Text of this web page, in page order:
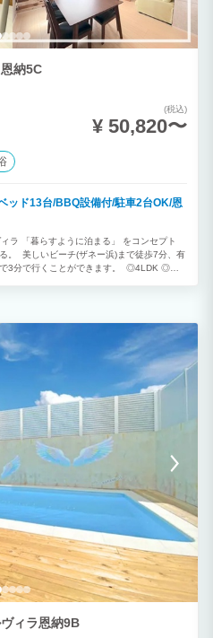
納5C
(税込)
¥ 50,820〜
ッド13台/BBQ設備付/駐車2台OK/恩
ラ 「暮らすように泊まる」 をコンセプト
。 美しいビーチ(ザネー浜)まで徒歩7分、有
3分で行くことができます。 ◎4LDK ◎最
ィラ恩納9B